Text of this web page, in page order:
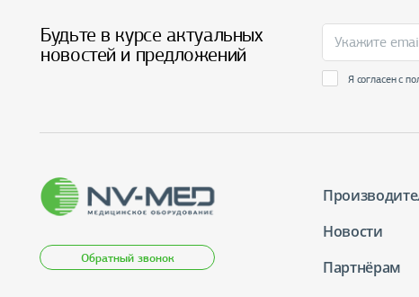
Будьте в курсе актуальных
новостей и предложений
Я согласен с
Обратный звонок
Новости
Партнёрам